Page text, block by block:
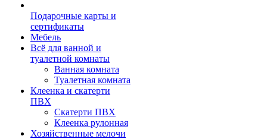
Подарочные карты и
сертификаты
Мебель
Всё для ванной и
туалетной комнаты
Ванная комната
Туалетная комната
Клеенка и скатерти
ПВХ
Скатерти ПВХ
Клеенка рулонная
Хозяйственные мелочи